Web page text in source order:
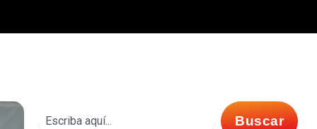
Buscar